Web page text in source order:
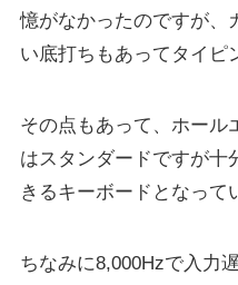
憶がなかったのですが、
い底打ちもあってタイピ
その点もあって、ホール
はスタンダードですが十
きるキーボードとなって
ちなみに8,000Hzで入力